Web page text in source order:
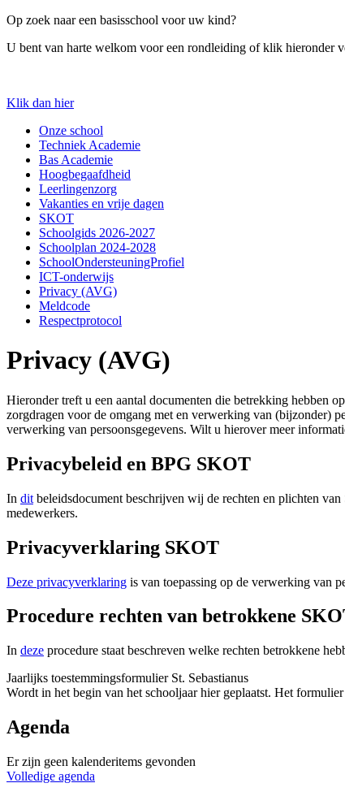
Op zoek naar een basisschool voor uw kind?
U bent van harte welkom voor een rondleiding of klik hieronder
Klik dan hier
Onze school
Techniek Academie
Bas Academie
Hoogbegaafdheid
Leerlingenzorg
Vakanties en vrije dagen
SKOT
Schoolgids 2026-2027
Schoolplan 2024-2028
SchoolOndersteuningProfiel
ICT-onderwijs
Privacy (AVG)
Meldcode
Respectprotocol
Privacy (AVG)
Hieronder treft u een aantal documenten die betrekking hebben
zorgdragen voor de omgang met en verwerking van (bijzonder)
verwerking van persoonsgegevens. Wilt u hierover meer
Privacybeleid en BPG SKOT
In dit beleidsdocument beschrijven wij de rechten en plichten
medewerkers.
Privacyverklaring SKOT
Deze privacyverklaring is van toepassing op de verwerking van
Procedure rechten van betrokkene
In deze procedure staat beschreven welke rechten betrokkene
Jaarlijks toestemmingsformulier St. Sebastianus
Wordt in het begin van het schooljaar hier geplaatst. Het
Agenda
Er zijn geen kalenderitems gevonden
Volledige agenda